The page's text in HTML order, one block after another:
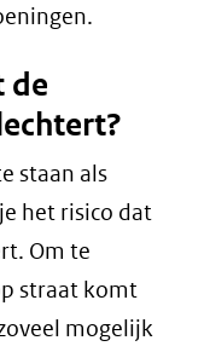
de
staan als
het risico dat
Om te
straat komt
mogelijk